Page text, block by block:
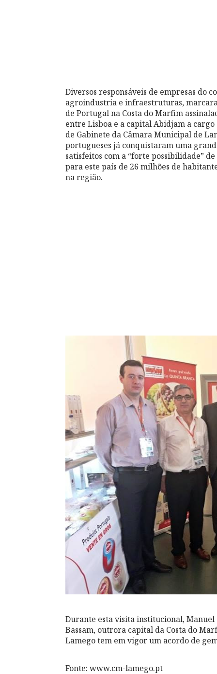
Diversos responsáveis de empresas do
agroindustria e infraestruturas,
de Portugal na Costa do Marfim
entre Lisboa e a capital Abidjam a cargo
de Gabinete da Câmara Municipal de
portugueses já conquistaram uma
satisfeitos com a “forte possibilidade”
para este país de 26 milhões de
na região.
Durante esta visita institucional, Manuel
Bassam, outrora capital da Costa do
Lamego tem em vigor um acordo de
Fonte: www.cm-lamego.pt